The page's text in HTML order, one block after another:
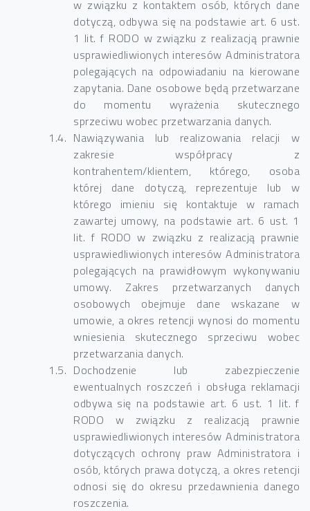
w związku z kontaktem osób, których dane
dotyczą, odbywa się na podstawie art. 6 ust.
1 lit. f RODO w związku z realizacją prawnie
usprawiedliwionych interesów Administratora
polegających na odpowiadaniu na kierowane
zapytania. Dane osobowe będą przetwarzane
do momentu wyrażenia skutecznego
sprzeciwu wobec przetwarzania danych.
Nawiązywania lub realizowania relacji w
zakresie współpracy z
kontrahentem/klientem, którego, osoba
której dane dotyczą, reprezentuje lub w
którego imieniu się kontaktuje w ramach
zawartej umowy, na podstawie art. 6 ust. 1
lit. f RODO w związku z realizacją prawnie
usprawiedliwionych interesów Administratora
polegających na prawidłowym wykonywaniu
umowy. Zakres przetwarzanych danych
osobowych obejmuje dane wskazane w
umowie, a okres retencji wynosi do momentu
wniesienia skutecznego sprzeciwu wobec
przetwarzania danych.
Dochodzenie lub zabezpieczenie
ewentualnych roszczeń i obsługa reklamacji
odbywa się na podstawie art. 6 ust. 1 lit. f
RODO w związku z realizacją prawnie
usprawiedliwionych interesów Administratora
dotyczących ochrony praw Administratora i
osób, których prawa dotyczą, a okres retencji
odnosi się do okresu przedawnienia danego
roszczenia.